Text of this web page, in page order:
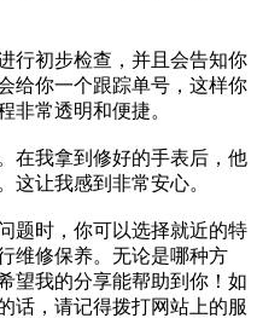
行初步检查，并且会告知你
给你一个跟踪单号，这样你
非常透明和便捷。
在我拿到修好的手表后，他
这让我感到非常安心。
题时，你可以选择就近的特
维修保养。无论是哪种方
望我的分享能帮助到你！如
话，请记得拨打网站上的服